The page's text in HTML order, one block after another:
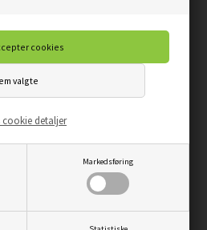
Markedsføring
cookie detaljer
WALLSTICKERS
59,00